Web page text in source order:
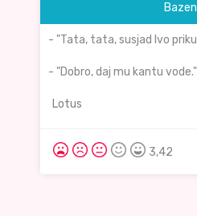
Bazen
- "Tata, tata, susjad Ivo
- "Dobro, daj mu kantu vode."
Lotus
3,42